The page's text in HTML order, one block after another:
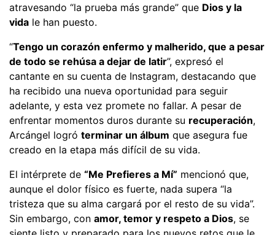
atravesando “la prueba más grande” que Dios y la
vida le han puesto.
“Tengo un corazón enfermo y malherido, que a pesar
de todo se rehúsa a dejar de latir”, expresó el
cantante en su cuenta de Instagram, destacando que
ha recibido una nueva oportunidad para seguir
adelante, y esta vez promete no fallar. A pesar de
enfrentar momentos duros durante su recuperación,
Arcángel logró terminar un álbum que asegura fue
creado en la etapa más difícil de su vida.
El intérprete de “Me Prefieres a Mí” mencionó que,
aunque el dolor físico es fuerte, nada supera “la
tristeza que su alma cargará por el resto de su vida”.
Sin embargo, con amor, temor y respeto a Dios, se